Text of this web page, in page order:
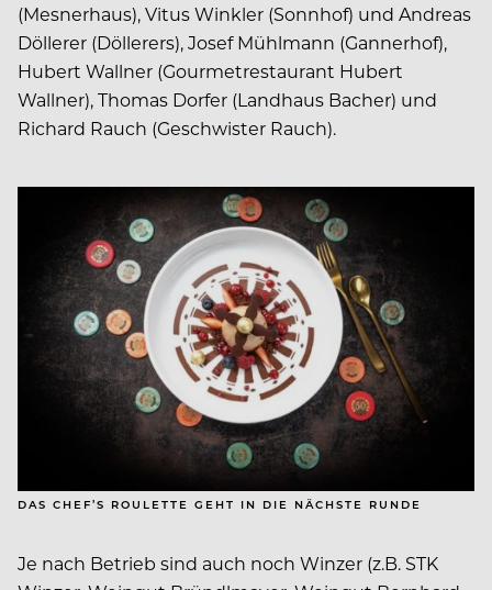
(Mesnerhaus), Vitus Winkler (Sonnhof) und Andreas
Döllerer (Döllerers), Josef Mühlmann (Gannerhof),
Hubert Wallner (Gourmetrestaurant Hubert
Wallner), Thomas Dorfer (Landhaus Bacher) und
Richard Rauch (Geschwister Rauch).
DAS CHEF’S ROULETTE GEHT IN DIE NÄCHSTE RUNDE
Je nach Betrieb sind auch noch Winzer (z.B. STK